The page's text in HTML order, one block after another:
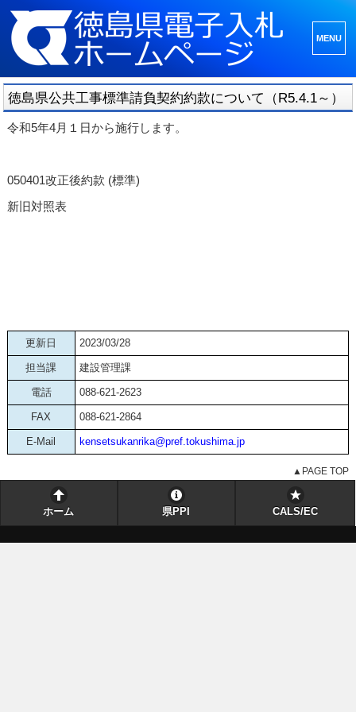
ーとウ
ィジェ
ット
徳島県公共工事標準請負契約約款について（R5.4.1～）
令和5年4月１日から施行します。
050401改正後約款 (標準)
新旧対照表
更新日 2023/03/28
担当課 建設管理課
電話 088-621-2623
FAX 088-621-2864
E-Mail kensetsukanrika@pref.tokushima.jp
▲PAGE TOP
ホーム 県PPI CALS/EC